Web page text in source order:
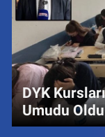
DYK
Umudu Oldu